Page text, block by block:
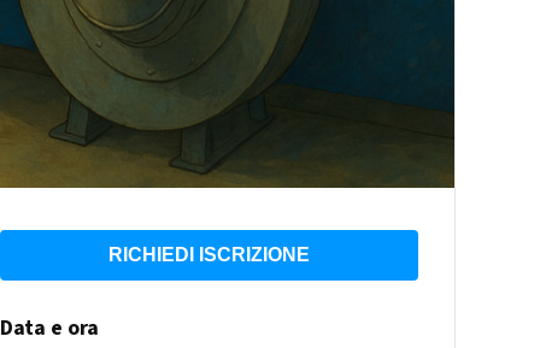
RICHIEDI ISCRIZIONE
Data e ora